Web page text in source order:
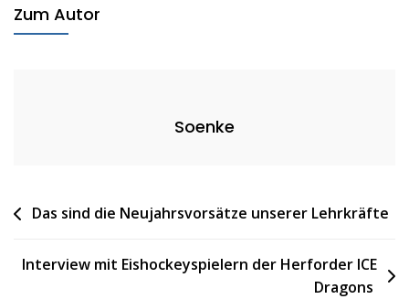
Zum Autor
Soenke
Beitragsnavigation
Das sind die Neujahrsvorsätze unserer Lehrkräfte
Interview mit Eishockeyspielern der Herforder ICE
Dragons